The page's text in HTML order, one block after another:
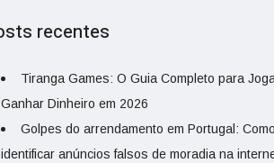
recentes
Tiranga Games: O Guia Completo para
Ganhar Dinheiro em 2026
Golpes do arrendamento em Portugal: Como
identificar anúncios falsos de moradia na